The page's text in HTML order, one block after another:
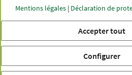
Livraison gratuite
à partir de 50 €
pour l'Allemagne
Mentions légales| Déclaration de
Accepter tout
Configurer